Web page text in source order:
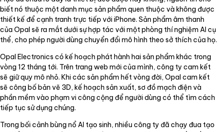
biết nó thuộc một danh mục sản phẩm quen thuộc và không được
thiết kế để cạnh tranh trực tiếp với iPhone. Sản phẩm âm thanh
của Opal sẽ ra mắt dưới sự hợp tác với một phòng thí nghiệm AI cụ
thể, cho phép người dùng chuyển đổi mô hình theo sở thích của họ.
Opal Electronics có kế hoạch phát hành hai sản phẩm khác trong
vòng 12 tháng tới. Trên trang web mới của mình, công ty cam kết
sẽ giữ quy mô nhỏ. Khi các sản phẩm hết vòng đời, Opal cam kết
sẽ công bố bản vẽ 3D, kế hoạch sản xuất, sơ đồ mạch điện và
phần mềm vào phạm vi công cộng để người dùng có thể tìm cách
tiếp tục sử dụng chúng.
Trong bối cảnh bùng nổ AI tạo sinh, nhiều công ty đã chạy đua tạo